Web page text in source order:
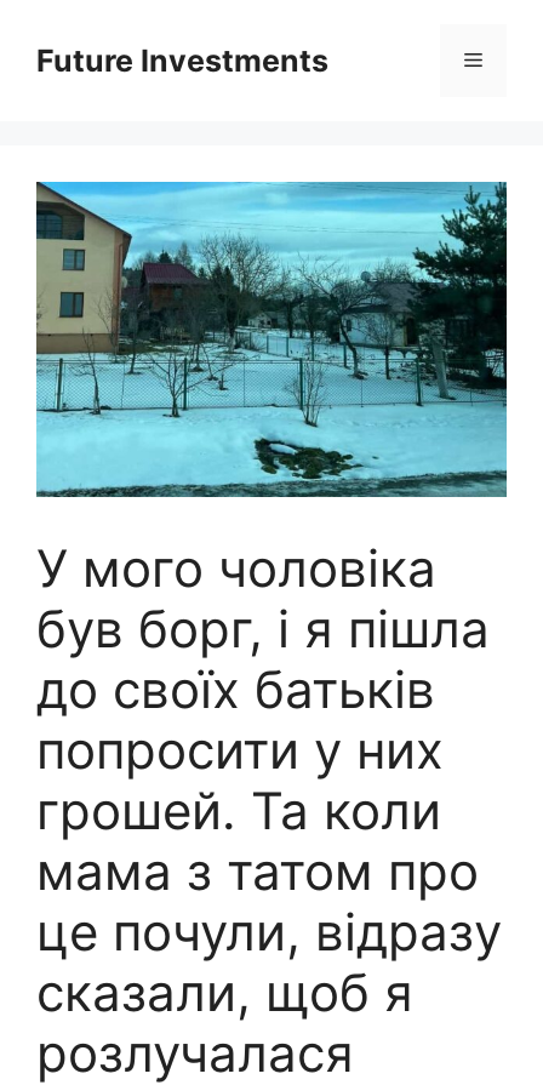
вмістуFuture Investments Меню
У мого чоловіка
був борг, і я пішла
до своїх батьків
попросити у них
грошей. Та коли
мама з татом про
це почули, відразу
сказали, щоб я
розлучалася